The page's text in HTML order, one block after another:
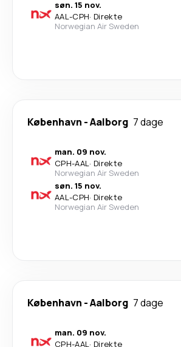
søn. 15 nov.
AAL-CPH· Direkte
Norwegian Air Sweden
København -Aalborg 7 dage
man. 09 nov.
CPH-AAL· Direkte
Norwegian Air Sweden
søn. 15 nov.
AAL-CPH· Direkte
Norwegian Air Sweden
København -Aalborg 7 dage
man. 09 nov.
CPH-AAL· Direkte